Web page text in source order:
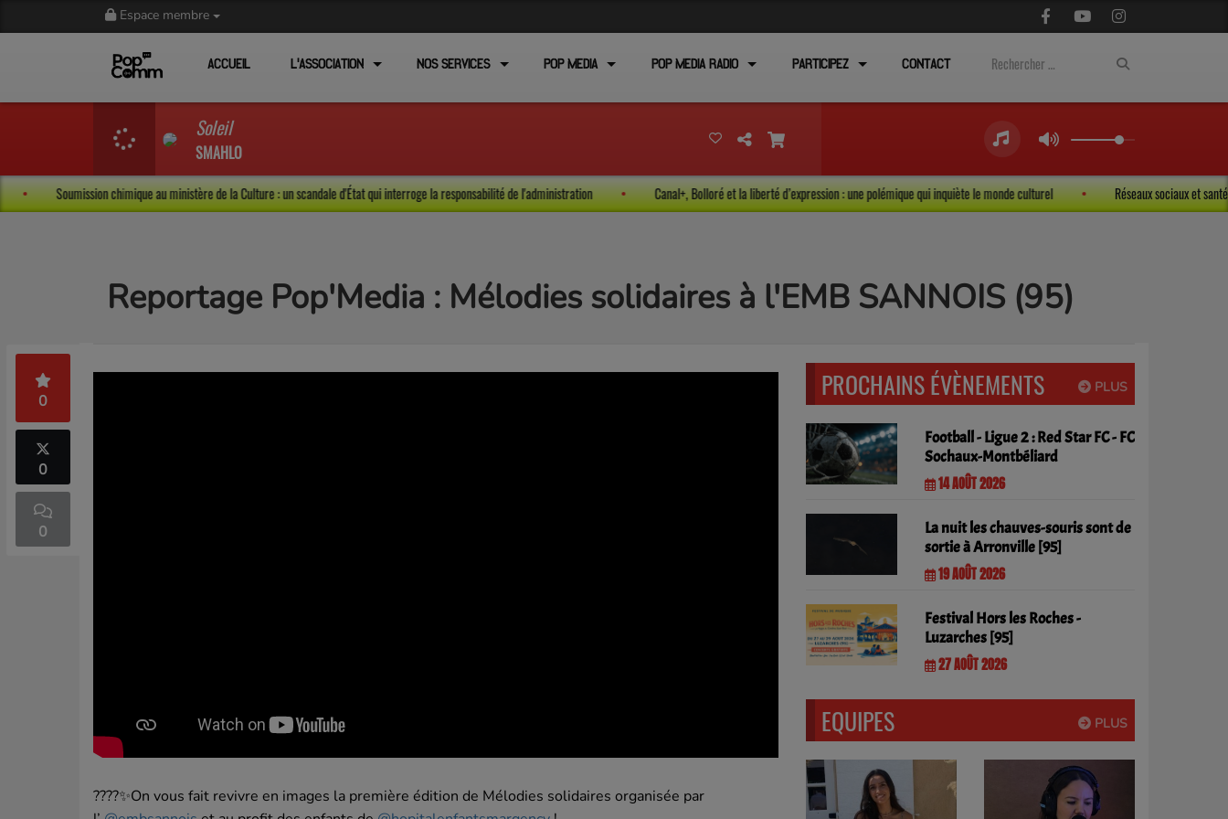
Espace membre
ACCUEIL L'ASSOCIATION NOS SERVICES POP MEDIA POP MEDIA RADIO PARTICIPEZ CONTACT
Soleil
SMAHLO
Bel Soumission chimique au ministère de la Culture : un scandale d'État qui interroge la responsabilité de l'administration Canal+, Bolloré et la liberté d’expression : une polémique qui inquiète le monde culturel Réseaux
Reportage Pop'Media : Mélodies solidaires à l'EMB SANNOIS (95)
0
0
0
????✨On vous fait revivre en images la première édition de Mélodies solidaires organisée par
PLUS
PROCHAINS ÉVÈNEMENTS
Football - Ligue 2 : Red Star FC - FC
Sochaux-Montbéliard
14 AOÛT 2026
La nuit les chauves-souris sont de
sortie à Arronville [95]
19 AOÛT 2026
Festival Hors les Roches -
Luzarches [95]
27 AOÛT 2026
PLUS
EQUIPES